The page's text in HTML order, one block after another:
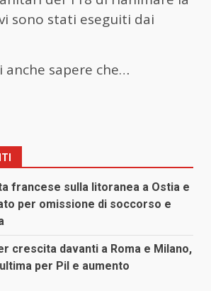
sono stati eseguiti dai
anche sapere che…
francese sulla litoranea a Ostia e
per omissione di soccorso e
crescita davanti a Roma e Milano,
per Pil e aumento